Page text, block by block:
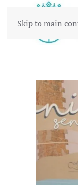
Skip to main